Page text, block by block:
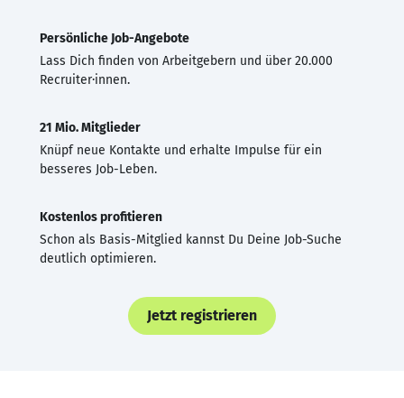
Persönliche Job-Angebote
Lass Dich finden von Arbeitgebern und über 20.000
Recruiter·innen.
21 Mio. Mitglieder
Knüpf neue Kontakte und erhalte Impulse für ein
besseres Job-Leben.
Kostenlos profitieren
Schon als Basis-Mitglied kannst Du Deine Job-Suche
deutlich optimieren.
Jetzt registrieren